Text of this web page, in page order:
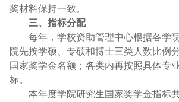
奖材料保持一致。
三、指标分配
每年，学校资助管理中心根据各学
院先按学硕、专硕和博士三类人数比例
国家奖学金名额；各类内再按照具体专
标。
本年度学院研究生国家奖学金指标